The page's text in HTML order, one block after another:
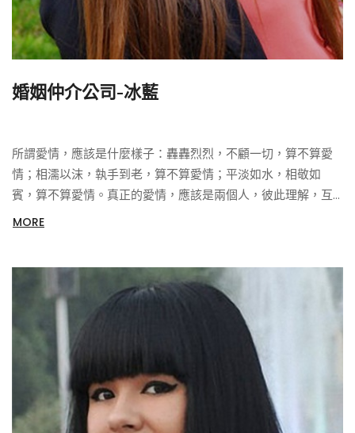
婚姻仲介公司-冰藍
所謂愛情，應該是什麼樣子：轟轟烈烈，不顧一切，算不算愛
情；相濡以沫，執手到老，算不算愛情；平淡如水，相敬如
賓，算不算愛情。真正的愛情，應該是兩個人，彼此理解，互
相尊重，不纏繞，不牽絆，不佔有，然後相伴，走過一段漫長
MORE